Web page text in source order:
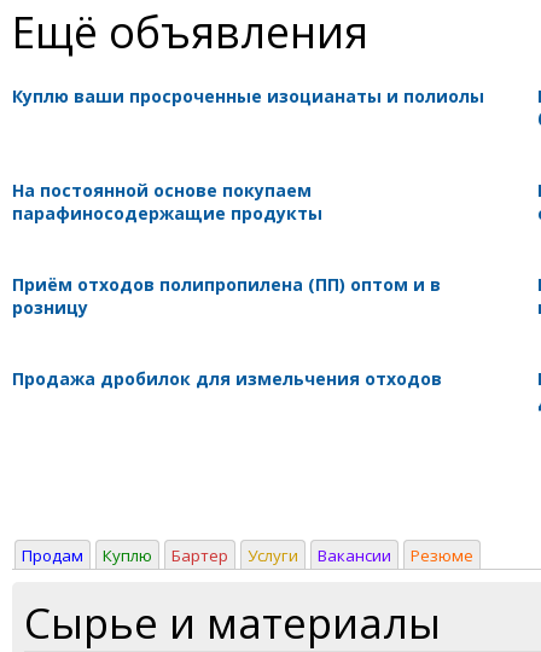
Ещё объявления
Куплю ваши просроченные изоцианаты и полиолы
На постоянной основе покупаем
парафиносодержащие продукты
Приём отходов полипропилена (ПП) оптом и в
розницу
Продажа дробилок для измельчения отходов
Продам Куплю Бартер Услуги Вакансии Резюме
Сырье и материалы